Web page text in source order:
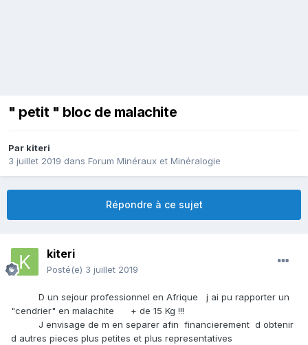
" petit " bloc de malachite
Par kiteri
3 juillet 2019 dans Forum Minéraux et Minéralogie
Répondre à ce sujet
kiteri
Posté(e) 3 juillet 2019
D un sejour professionnel en Afrique j ai pu rapporter un
"cendrier" en malachite + de 15 Kg !!!
J envisage de m en separer afin financierement d obtenir
d autres pieces plus petites et plus representatives